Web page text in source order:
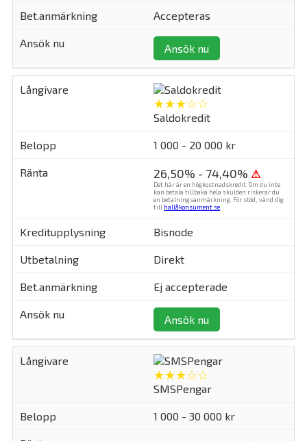
Accepteras
Ansök nu
★★★☆☆
Saldokredit
1 000 - 20 000 kr
26,50% - 74,40% ⚠
Det här är en högkostnadskredit. Om du inte
kan betala tillbaka hela skulden riskerar du
en betalningsanmärkning. För stöd, vänd dig
till hallåkonsument.se
Bisnode
Direkt
Ej accepterade
Ansök nu
★★★☆☆
SMSPengar
1 000 - 30 000 kr